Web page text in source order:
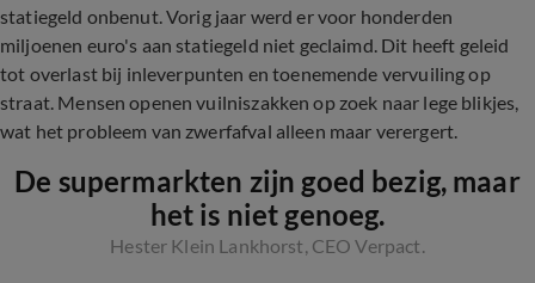
statiegeld onbenut. Vorig jaar werd er voor honderden
miljoenen euro's aan statiegeld niet geclaimd. Dit heeft geleid
tot overlast bij inleverpunten en toenemende vervuiling op
straat. Mensen openen vuilniszakken op zoek naar lege blikjes,
wat het probleem van zwerfafval alleen maar verergert.
De supermarkten zijn goed bezig, maar
het is niet genoeg.
Hester Klein Lankhorst, CEO Verpact.